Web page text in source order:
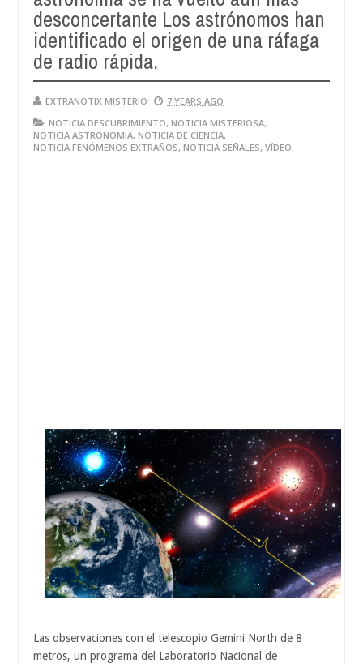
desconcertante Los astrónomos han
identificado el origen de una ráfaga
de radio rápida.
EXTRANOTIX MISTERIO
7 YEARS AGO
NOTICIA DESCUBRIMIENTO, NOTICIA MISTERIOSA,
NOTICIA ASTRONOMÍA, NOTICIA DE CIENCIA,
NOTICIA FENÓMENOS EXTRAÑOS, NOTICIA SEÑALES, VÍDEO
Las observaciones con el telescopio Gemini North de 8
metros, un programa del Laboratorio Nacional de